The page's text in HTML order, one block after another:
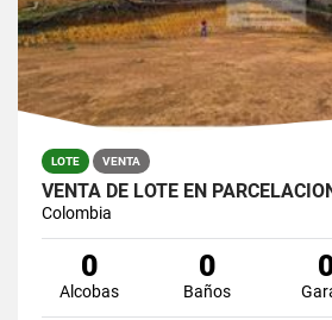
LOTE VENTA
VENTA DE LOTE EN
Colombia
0
Alcobas
0
Baños